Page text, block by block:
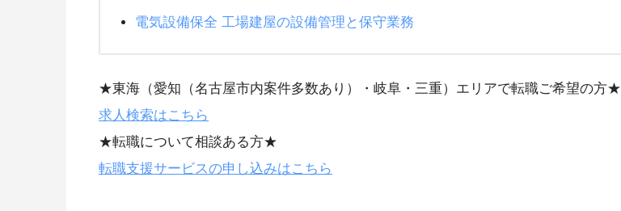
電気設備保全 工場建屋の設備管理と保守業務
★東海（愛知（名古屋市内案件多数あり）・岐阜・三重）エリアで転職ご希望の方★
求人検索はこちら
★転職について相談ある方★
転職支援サービスの申し込みはこちら